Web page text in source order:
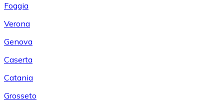
Foggia
Verona
Genova
Caserta
Catania
Grosseto